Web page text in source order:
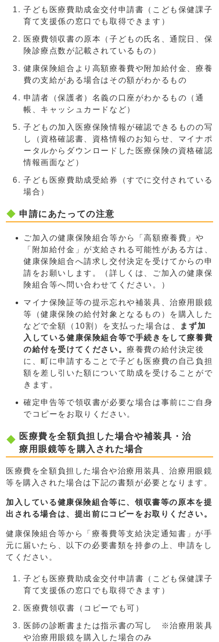
子ども医療費助成金交付申請書（こども保健課子
育て支援係の窓口でも取得できます）
医療費領収書の原本（子どもの氏名、通院日、保
険診療点数が記載されているもの）
健康保険組合より高額療養費や附加給付金、療養
費の支給がある場合はその額がわかるもの
申請者（保護者）名義の口座がわかるもの（通
帳、キャッシュカードなど）
子どもの加入医療保険情報が確認できるものの写
し（資格確認書、資格情報のお知らせ、マイナポ
ータルからダウンロードした医療保険の資格確認
情報画面など）
子ども医療費助成受給券（すでに交付されている
場合）
申請にあたっての注意
ご加入の健康保険組合等から「高額療養費」や
「附加給付金」が支給される可能性がある方は、
健康保険組合へ請求し交付決定を受けてからの申
請をお願いします。（詳しくは、ご加入の健康保
険組合等へ問い合わせてください。）
マイナ保険証等の提示忘れや補装具、治療用眼鏡
等（健康保険の給付対象となるもの）を購入した
などで全額（10割）を支払った場合は、
まず加
入している健康保険組合等で手続きをして療養費
の給付を受けてください。療養費の給付決定後
に、町に申請することで子ども医療費の自己負担
額を差し引いた額について助成を受けることがで
きます。
確定申告等で領収書が必要な場合は事前にご自身
でコピーをお取りください。
医療費を全額負担した場合や補装具・治
療用眼鏡等を購入された場合
医療費を全額負担した場合や治療用装具、治療用眼鏡
等を購入された場合は下記の書類が必要となります。
加入している健康保険組合等に、領収書等の原本を提
出される場合は、提出前にコピーをお取りください。
健康保険組合等から「療養費等支給決定通知書」が手
元に届いたら、以下の必要書類を持参の上、申請をし
てください。
子ども医療費助成金交付申請書（こども保健課子
育て支援係の窓口でも取得できます）
医療費領収書（コピーでも可）
医師の診断書または指示書の写し ※治療用装具
や治療用眼鏡を購入した場合のみ